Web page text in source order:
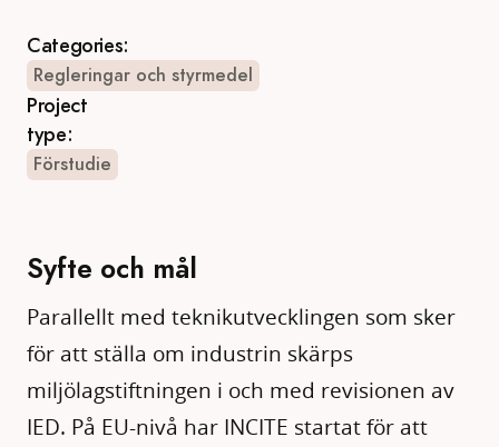
Categories:
Regleringar och styrmedel
Project
type:
Förstudie
Syfte och mål
Parallellt med teknikutvecklingen som sker
för att ställa om industrin skärps
miljölagstiftningen i och med revisionen av
IED. På EU-nivå har INCITE startat för att